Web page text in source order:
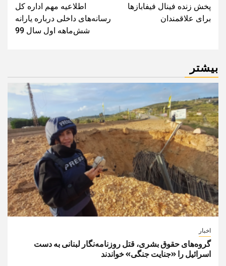
navigation
اطلاعیه مهم اداره کل
رسانه‌های داخلی درباره یارانه
شش‌ماهه اول سال 99
پخش زنده فینال فیفابازها
برای علاقمندان
بیشتر
اخبار
گروه‌های حقوق بشری، قتل روزنامه‌نگار لبنانی به دست
اسرائیل را «جنایت جنگی» خواندند